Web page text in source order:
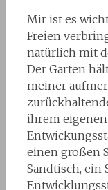
Mir ist es
Freien
natürlich mit
Der Garten
meiner
ihrem
einen großen
Sandtisch, ein